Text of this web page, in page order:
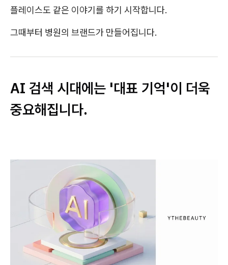
플레이스도 같은 이야기를 하기 시작합니다.
그때부터 병원의 브랜드가 만들어집니다.
AI 검색 시대에는 '대표 기억'이 더욱
중요해집니다.